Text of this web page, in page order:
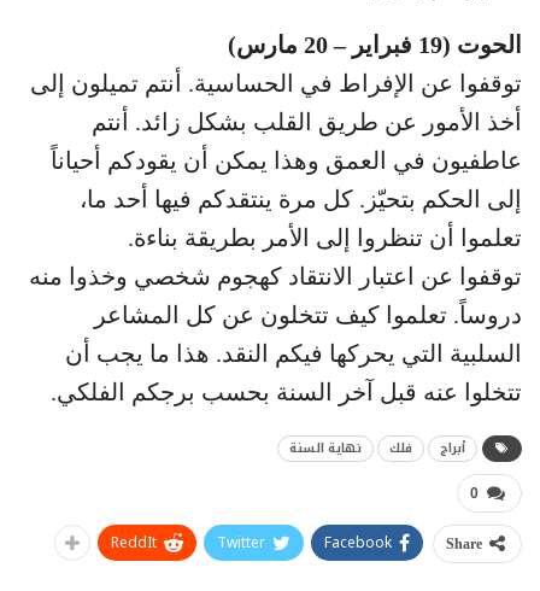
الحوت (19 فبراير – 20 مارس)
توقفوا عن الإفراط في الحساسية. أنتم تميلون إلى
أخذ الأمور عن طريق القلب بشكل زائد. أنتم
عاطفيون في العمق وهذا يمكن أن يقودكم أحياناً
إلى الحكم بتحيّز. كل مرة ينتقدكم فيها أحد ما،
تعلموا أن تنظروا إلى الأمر بطريقة بناءة.
توقفوا عن اعتبار الانتقاد كهجوم شخصي وخذوا منه
دروساً. تعلموا كيف تتخلون عن كل المشاعر
السلبية التي يحركها فيكم النقد. هذا ما يجب أن
تتخلوا عنه قبل آخر السنة بحسب برجكم الفلكي.
أبراج فلك نهاية السنة
0
Share
Facebook
Twitter
ReddIt